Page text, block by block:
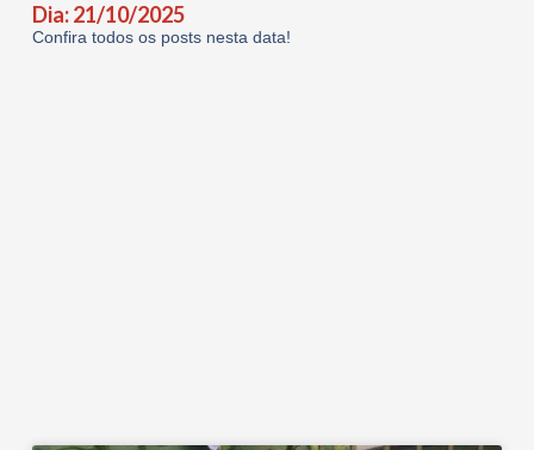
Dia: 21/10/2025
Confira todos os posts nesta data!